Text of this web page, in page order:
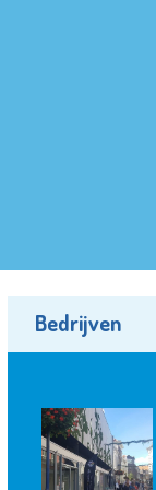
Bedrijven